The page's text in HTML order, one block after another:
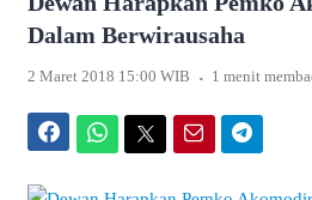
Dalam Berwirausaha
2 Maret 2018 15:00 WIB . 1 menit